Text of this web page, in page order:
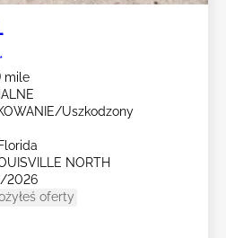
mile
Uszkodzony
NORTH
2026
oferty